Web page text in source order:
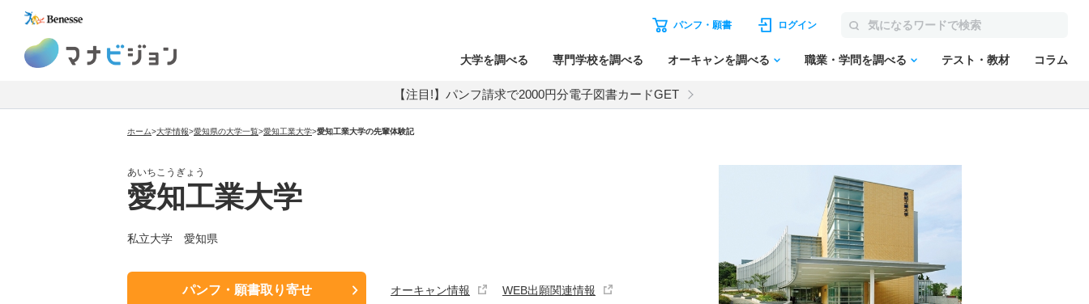
パンフ・願書 ログイン
大学を調べる 専門学校を調べる オーキャンを調べる 職業・学問を調べる テスト・教材 コラム
【注目!】パンフ請求で2000円分電子図書カードGET
ホーム>大学情報>愛知県の大学一覧>愛知工業大学>愛知工業大学の先輩体験記
あいちこうぎょう
愛知工業大学
私立大学 愛知県
パンフ・願書取り寄せ オーキャン情報 WEB出願関連情報